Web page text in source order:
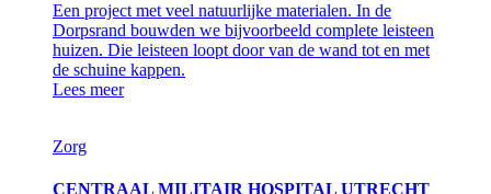
Een project met veel natuurlijke materialen. In de
Dorpsrand bouwden we bijvoorbeeld complete leisteen
huizen. Die leisteen loopt door van de wand tot en met
de schuine kappen.
Lees meer
Zorg
CENTRAAL MILITAIR HOSPITAL UTRECHT